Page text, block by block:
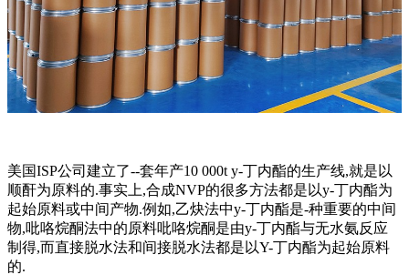
美国ISP公司建立了--套年产10 000t y-丁内酯的生产线,就是以
顺酐为原料的.事实上,合成NVP的很多方法都是以y-丁内酯为
起始原料或中间产物.例如,乙炔法中y-丁内酯是-种重要的中间
物,吡咯烷酮法中的原料吡咯烷酮是由y-丁内酯与无水氨反应
制得,而直接脱水法和间接脱水法都是以Y-丁内酯为起始原料
的.